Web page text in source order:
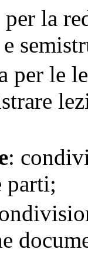
per la
per le
:
parti;